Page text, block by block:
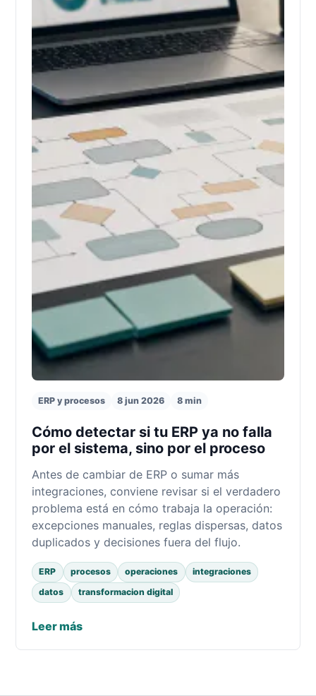
ERP y procesos 8 jun 2026 8 min
Cómo detectar si tu ERP ya no falla
por el sistema, sino por el proceso
Antes de cambiar de ERP o sumar más
integraciones, conviene revisar si el verdadero
problema está en cómo trabaja la operación:
excepciones manuales, reglas dispersas, datos
duplicados y decisiones fuera del flujo.
ERP procesos operaciones
integraciones
datos
transformacion digital
Leer más